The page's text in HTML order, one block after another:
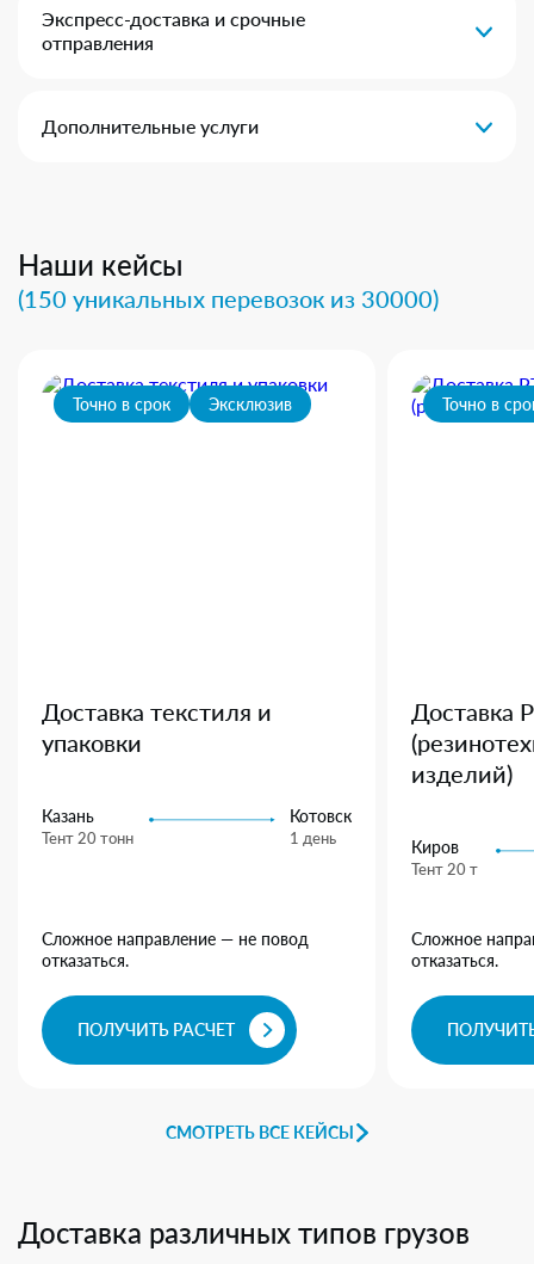
Экспресс-доставка и срочные
отправления
Дополнительные услуги
Наши кейсы
(150 уникальных перевозок из 30000)
СМОТРЕТЬ ВСЕ КЕЙСЫ
Точно в срок Эксклюзив
Доставка текстиля и
упаковки
Казань
Тент 20 тонн
Котовск
1 день
Сложное направление — не повод
отказаться.
ПОЛУЧИТЬ РАСЧЕТ
Точно в
Доставка
изделий)
Киров
Тент 20 т
Сложное
отказаться.
Доставка различных типов грузов